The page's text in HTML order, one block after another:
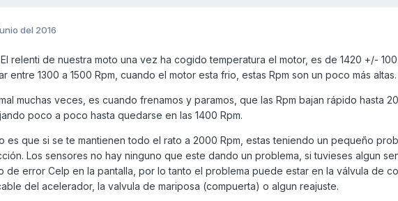
del 2016
relenti de nuestra moto una vez ha cogido temperatura el motor, es de 1420 +/- 100
entre 1300 a 1500 Rpm, cuando el motor esta frio, estas Rpm son un poco más altas.
muchas veces, es cuando frenamos y paramos, que las Rpm bajan rápido hasta
poco a poco hasta quedarse en las 1400 Rpm.
es que si se te mantienen todo el rato a 2000 Rpm, estas teniendo un pequeño
Los sensores no hay ninguno que este dando un problema, si tuvieses algun
de error Celp en la pantalla, por lo tanto el problema puede estar en la válvula de
del acelerador, la valvula de mariposa (compuerta) o algun reajuste.